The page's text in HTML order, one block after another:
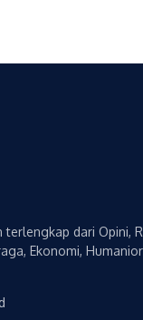
dari Opini,
Ekonomi,